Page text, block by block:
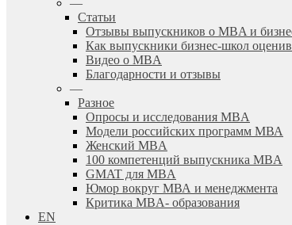
—
Статьи
Отзывы выпускников о MBA и
Как выпускники бизнес-школ
Видео о MBA
Благодарности и отзывы
—
Разное
Опросы и исследования MBA
Модели российских программ МВА
Женский MBA
100 компетенций выпускника MBA
GMAT для MBA
Юмор вокруг МВА и менеджмента
Критика MBA- образования
EN